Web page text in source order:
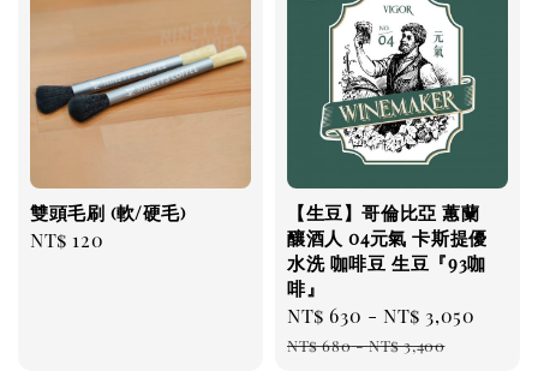
雙頭毛刷 (軟/硬毛)
Regular
NT$ 120
【生豆】哥倫比亞 蕙蘭
釀酒人 04元氣 卡斯提優
水洗 咖啡豆 生豆『93咖
啡』
Sale
price
NT$ 630 -NT$ 3,050
NT$ 680-NT$ 3,400